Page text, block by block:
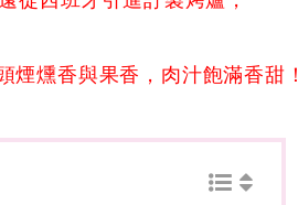
燻香與果香，肉汁飽滿香甜！